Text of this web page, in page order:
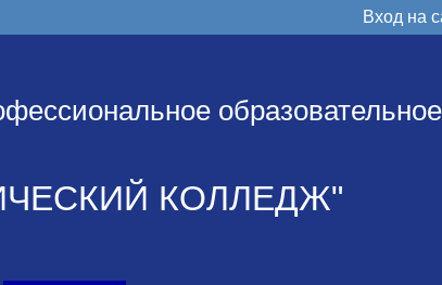
Вход на
образовательное
КОЛЛЕДЖ"